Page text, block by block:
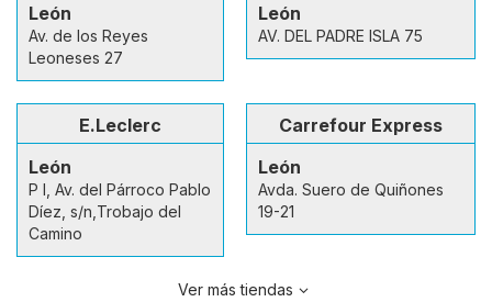
León
Av. de los Reyes
Leoneses 27
León
AV. DEL PADRE ISLA 75
E.Leclerc
León
P I, Av. del Párroco Pablo
Díez, s/n,Trobajo del
Camino
Carrefour Express
León
Avda. Suero de Quiñones
19-21
Ver más tiendas